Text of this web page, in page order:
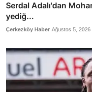
Serdal Adalı'dan
yediğ...
Çerkezköy Haber Ağustos 5, 2026